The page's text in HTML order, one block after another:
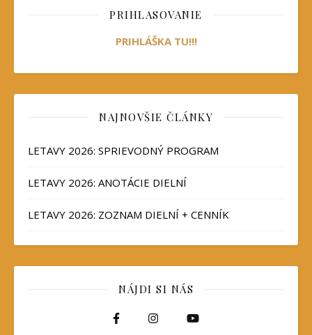
PRIHLASOVANIE
PRIHLÁŠKA TU!!!
NAJNOVŠIE ČLÁNKY
LETAVY 2026: SPRIEVODNÝ PROGRAM
LETAVY 2026: ANOTÁCIE DIELNÍ
LETAVY 2026: ZOZNAM DIELNÍ + CENNÍK
NÁJDI SI NÁS